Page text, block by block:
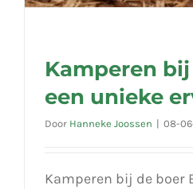
Kamperen
een unieke
Door Hanneke Joossen | 08-
Kamperen bij de boer